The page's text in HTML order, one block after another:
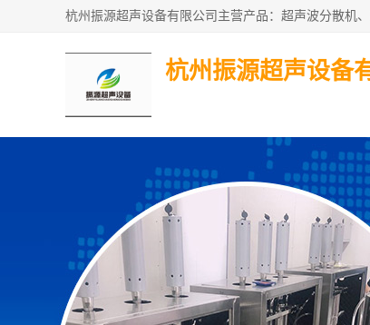
杭州振源超声设备